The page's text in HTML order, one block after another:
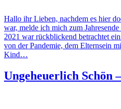
Hallo ihr Lieben, nachdem es hier
war, melde ich mich zum
2021 war rückblickend betrachtet
von der Pandemie, dem Elternsein
Kind…
Ungeheuerlich Schön